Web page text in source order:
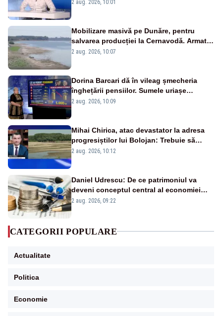
2 aug. 2026, 10:01
Mobilizare masivă pe Dunăre, pentru
salvarea producției la Cernavodă. Armata
va detona o stâncă și va devia apa
2 aug. 2026, 10:07
Dorina Barcari dă în vileag șmecheria
înghețării pensiilor. Sumele uriașe
pierdute de fiecare român
2 aug. 2026, 10:09
Mihai Chirica, atac devastator la adresa
progresiștilor lui Bolojan: Trebuie să
protejăm și natura, dar nu șținem omaneii
2 aug. 2026, 10:12
Daniel Udrescu: De ce patrimoniul va
deveni conceptul central al economiei
viitoare?
2 aug. 2026, 09:22
CATEGORII POPULARE
Actualitate
Politica
Economie